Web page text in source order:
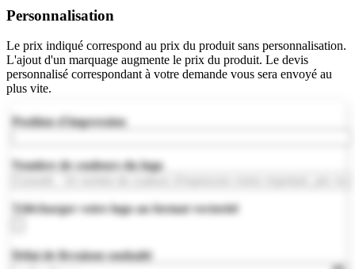
Personnalisation
Le prix indiqué correspond au prix du produit sans personnalisation.
L'ajout d'un marquage augmente le prix du produit. Le devis
personnalisé correspondant à votre demande vous sera envoyé au
plus vite.
Position d'impression
Nombre de couleurs du logo
Télécharger votre logo au format vectoriel
Délai de livraison souhaité